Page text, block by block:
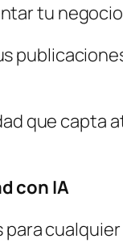
tu
que capta
con IA